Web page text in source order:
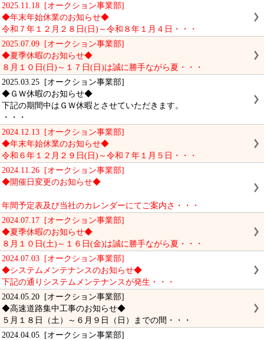
2025.11.18 [オークション事業部]
◆年末年始休業のお知らせ◆
令和７年１２月２８日(日)～令和８年１月４日・・・
2025.07.09 [オークション事業部]
◆夏季休暇のお知らせ◆
８月１０日(日)～１７日(日)は誠に勝手ながら夏・・・
2025.03.25 [オークション事業部]
◆ＧＷ休暇のお知らせ◆
下記の期間中はＧＷ休暇とさせていただきます。
・・・
2024.12.13 [オークション事業部]
◆年末年始休業のお知らせ◆
令和６年１２月２９日(日)～令和７年１月５日・・・
2024.11.26 [オークション事業部]
◆開催日変更のお知らせ◆
年間予定表及び当社のカレンダーにてご案内さ・・・
2024.07.17 [オークション事業部]
◆夏季休暇のお知らせ◆
８月１０日(土)～１６日(金)は誠に勝手ながら夏・・・
2024.07.03 [オークション事業部]
◆システムメンテナンスのお知らせ◆
下記の通りシステムメンテナンスが発生・・・
2024.05.20 [オークション事業部]
◆高速道路集中工事のお知らせ◆
５月１８日（土）～６月９日（日）までの間・・・
2024.04.05 [オークション事業部]